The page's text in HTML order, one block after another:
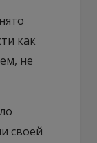
как
не
своей